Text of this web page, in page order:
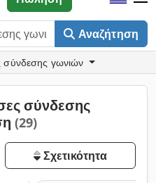
Αναζήτηση
σύνδεσης γωνιών
σύνδεσης
(29)
Σχετικότητα